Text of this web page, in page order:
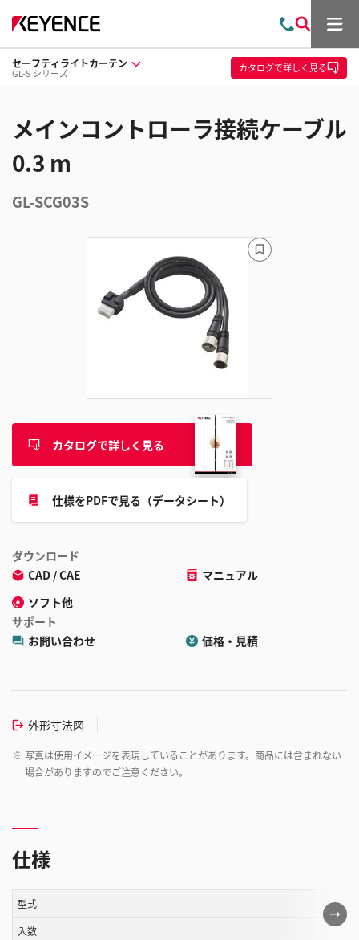
問
い
合
わ
索
メ
ュ
ー
セーフティライトカーテン
GL-S シリーズ カタログで詳しく見る
メインコントローラ接続ケーブル
0.3 m
GL-SCG03S
カタログで詳しく見る
仕様をPDFで見る（データシート）
ダウンロード
CAD / CAE
マニュアル
ソフト他
サポート
お問い合わせ
価格・見積
外形寸法図
※ 写真は使用イメージを表現していることがあります。商品には含まれない
場合がありますのでご注意ください。
ブ
ッ
仕様
こ
の
型式
入数